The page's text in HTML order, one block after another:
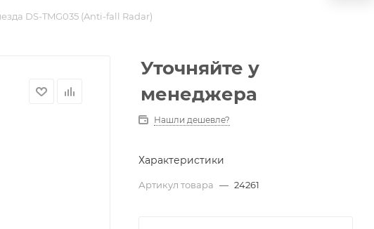
DS-TMG035 (Anti-fall Radar)
Уточняйте у
менеджера
Нашли дешевле?
Характеристики
Артикул товара — 24261